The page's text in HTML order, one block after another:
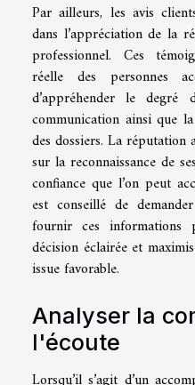
Par ailleurs, les avis
dans l’appréciation de la
professionnel. Ces
réelle des personnes
d’appréhender le degré
communication ainsi que
des dossiers. La réputation
sur la reconnaissance de
confiance que l’on peut
est conseillé de
fournir ces
décision éclairée et
issue favorable.
Analyser la
l'écoute